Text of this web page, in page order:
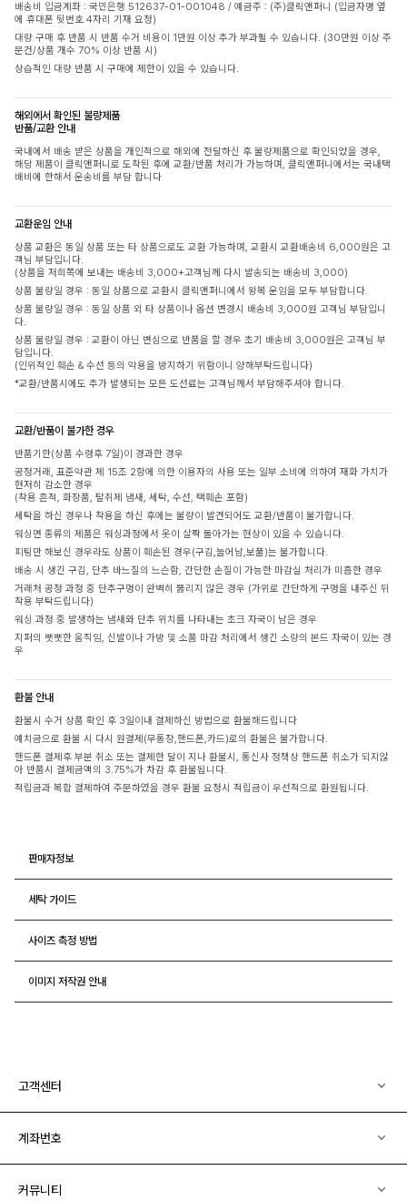
배송비 입금계좌 : 국민은행 512637-01-001048 / 예금주 : (주)클릭앤퍼니 (입금자명 옆
에 휴대폰 뒷번호 4자리 기재 요청)
대량 구매 후 반품 시 반품 수거 비용이 1만원 이상 추가 부과될 수 있습니다. (30만원 이상 주
문건/상품 개수 70% 이상 반품 시)
상습적인 대량 반품 시 구매에 제한이 있을 수 있습니다.
해외에서 확인된 불량제품
반품/교환 안내
국내에서 배송 받은 상품을 개인적으로 해외에 전달하신 후 불량제품으로 확인되었을 경우,
해당 제품이 클릭앤퍼니로 도착된 후에 교환/반품 처리가 가능하며, 클릭앤퍼니에서는 국내택
배비에 한해서 운송비를 부담 합니다
교환운임 안내
상품 교환은 동일 상품 또는 타 상품으로도 교환 가능하며, 교환시 교환배송비 6,000원은 고
객님 부담입니다.
(상품을 저희쪽에 보내는 배송비 3,000+고객님께 다시 발송되는 배송비 3,000)
상품 불량일 경우 : 동일 상품으로 교환시 클릭앤퍼니에서 왕복 운임을 모두 부담합니다.
상품 불량일 경우 : 동일 상품 외 타 상품이나 옵션 변경시 배송비 3,000원 고객님 부담입니
다.
상품 불량일 경우 : 교환이 아닌 변심으로 반품을 할 경우 초기 배송비 3,000원은 고객님 부
담입니다.
(인위적인 훼손 & 수선 등의 악용을 방지하기 위함이니 양해부탁드립니다)
*교환/반품시에도 추가 발생되는 모든 도선료는 고객님께서 부담해주셔야 합니다.
교환/반품이 불가한 경우
반품기한(상품 수령후 7일)이 경과한 경우
공정거래, 표준약관 제 15조 2항에 의한 이용자의 사용 또는 일부 소비에 의하여 재화 가치가
현저히 감소한 경우
(착용 흔적, 화장품, 탈취제 냄새, 세탁, 수선, 택훼손 포함)
세탁을 하신 경우나 착용을 하신 후에는 불량이 발견되어도 교환/반품이 불가합니다.
워싱면 종류의 제품은 워싱과정에서 옷이 살짝 돌아가는 현상이 있을 수 있습니다.
피팅만 해보신 경우라도 상품이 훼손된 경우(구김,늘어남,보풀)는 불가합니다.
배송 시 생긴 구김, 단추 바느질의 느슨함, 간단한 손질이 가능한 마감실 처리가 미흡한 경우
거래처 공정 과정 중 단추구멍이 완벽히 뚫리지 않은 경우 (가위로 간단하게 구멍을 내주신 뒤
착용 부탁드립니다)
워싱 과정 중 발생하는 냄새와 단추 위치를 나타내는 초크 자국이 남은 경우
지퍼의 뻣뻣한 움직임, 신발이나 가방 및 소품 마감 처리에서 생긴 소량의 본드 자국이 있는 경
우
환불 안내
환불시 수거 상품 확인 후 3일이내 결제하신 방법으로 환불해드립니다
예치금으로 환불 시 다시 원결제(무통장,핸드폰,카드)로의 환불은 불가합니다.
핸드폰 결제후 부분 취소 또는 결제한 달이 지나 환불시, 통신사 정책상 핸드폰 취소가 되지않
아 반품시 결제금액의 3.75%가 차감 후 환불됩니다.
적립금과 복합 결제하여 주문하였을 경우 환불 요청시 적립금이 우선적으로 환원됩니다.
판매자정보
세탁 가이드
사이즈 측정 방법
이미지 저작권 안내
고객센터
계좌번호
커뮤니티